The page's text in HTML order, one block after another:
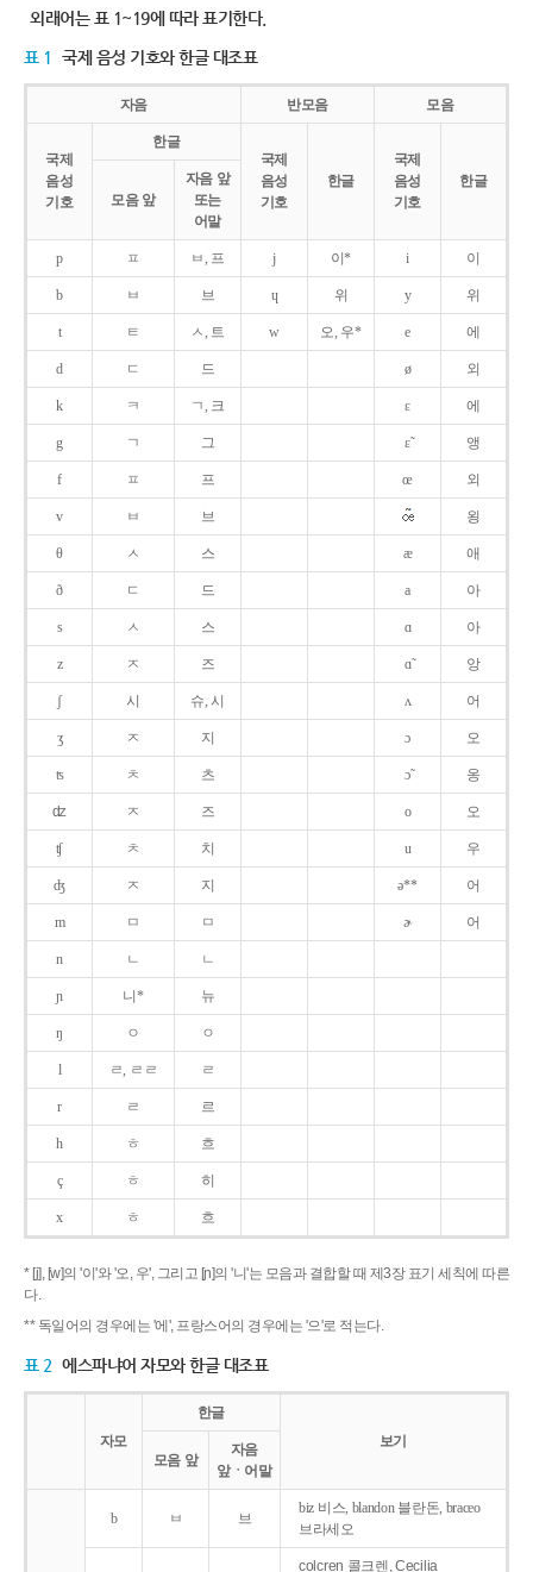
외래어는 표 1~19에 따라 표기한다.
표 1 국제 음성 기호와 한글 대조표
자음 반모음 모음
국제
음성
기호
한글
국제
음성
기호
한글
국제
음성
기호
한글
모음 앞
자음 앞
또는
어말
p ㅍ ㅂ, 프 j 이* i 이
b ㅂ 브 ɥ 위 y 위
t ㅌ ㅅ, 트 w 오, 우* e 에
d ㄷ 드 ø 외
k ㅋ ㄱ, 크 ɛ 에
g ㄱ 그 ɛ̃ 앵
f ㅍ 프 œ 외
v ㅂ 브 욍
θ ㅅ 스 æ 애
ð ㄷ 드 a 아
s ㅅ 스 ɑ 아
z ㅈ 즈 ɑ̃ 앙
ʃ 시 슈, 시 ʌ 어
ʒ ㅈ 지 ɔ 오
ʦ ㅊ 츠 ɔ̃ 옹
ʣ ㅈ 즈 o 오
ʧ ㅊ 치 u 우
ʤ ㅈ 지 ə** 어
m ㅁ ㅁ ɚ 어
n ㄴ ㄴ
ɲ 니* 뉴
ŋ ㅇ ㅇ
l ㄹ, ㄹㄹ ㄹ
r ㄹ 르
h ㅎ 흐
ç ㅎ 히
x ㅎ 흐
* [j], [w]의 '이'와 '오, 우', 그리고 [ɲ]의 '니'는 모음과 결합할 때 제3장 표기 세칙에 따른
다.
** 독일어의 경우에는 '에', 프랑스어의 경우에는 '으'로 적는다.
표 2 에스파냐어 자모와 한글 대조표
자모
한글
보기
모음 앞
자음
앞ㆍ어말
b ㅂ 브
biz 비스, blandon 블란돈, braceo
브라세오
colcren 콜크렌, Cecilia